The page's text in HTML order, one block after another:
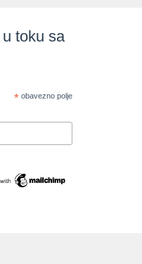
toku sa
* obavezno polje